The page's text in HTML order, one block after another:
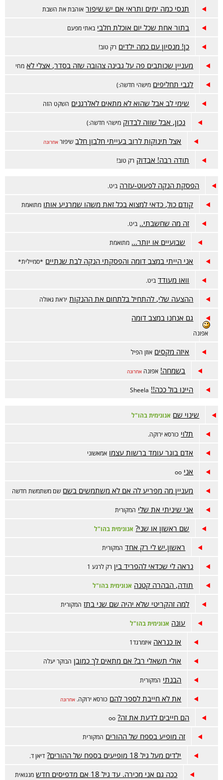
תנסי כמה ימים ותראי אם יש שיפור אוהבת את השבת
בתור אחת שכל יום אוכלת חלבי באתי מפעם
כן! מנסיון עם כמה ילדים רק טוב!
מעניין שכותבים פה על גבינה צהובה שזה בסדר, אצלי לא מחי
לגבי תחליפים מישהי חדשה:)
שימי לב אבל שהוא לא מתאים לאלרגנים השקט הזה
נכון, אבל שווה לבדוק מישהי חדשה:)
אצל תינוקות לרוב בעייתי חלבון חלב שיפור אחרונה
תודה רבה! אבדוק רק טוב!
הפסקת הנקה לפעוט-עזרה ביט.
קודם כול, כדאי למצוא בכל זאת משהו שמרגיע אותו מתואמת
זה מה שחשבתי.. ביט.
שבועיים או יותר... מתואמת
אני הייתי במצב דומה והפסקתי הנקה לבת שנתיים *סמיילית*
וואו מעודד ביט.
ההצעה שלי, להתחיל בלתחום את ההנקות יראת גאולה
גם אנחנו במצב דומה
אפונה
איזה מקסים אוזן הפיל
בשמחה! אפונה אחרונה
היינו בול ככה!! Sheela
שינוי שם אנונימית בהו"ל
תלוי כורסא ירוקה.
אדם בוגר עומד ברשות עצמו אמאשוני
אני oo
מעניין מה מפריע לה אם לא משתמשים בשם שם משתמשת חדשה
אני שיניתי את שלי המקורית
שם ראשון או שני? אנונימית בהו"ל
ראשון,יש לי רק אחד המקורית
נראה לי שכדאי להפריד בין רק לרגע 1
תודה, הבהרה קטנה אנונימית בהו"ל
למה זהקריטי שלא יהיה שם שני בתז המקורית
עונה אנונימית בהו"ל
אז כנראה איזמרגד1
אולי תשאלי רב? אם מתאים לך כמובן הבוקר יעלה
הבנתי המקורית
את לא חייבת לספר להם כורסא ירוקה. אחרונה
הם חייבים לדעת את זה? oo
זה מופיע בספח של ההורים המקורית
ילדים מעל גיל 18 מופיעים בספח של ההורים? דיאן ד.
ככה גם אני מכירה. עד גיל 18 אם מדפיסים חדש מנגואית